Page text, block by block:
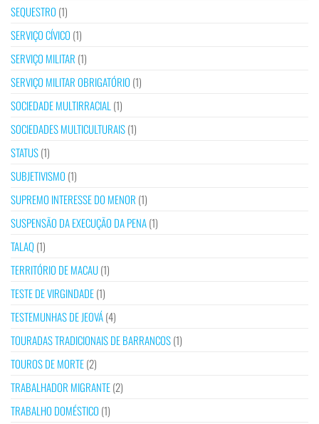
SEQUESTRO (1)
SERVIÇO CÍVICO (1)
SERVIÇO MILITAR (1)
SERVIÇO MILITAR OBRIGATÓRIO (1)
SOCIEDADE MULTIRRACIAL (1)
SOCIEDADES MULTICULTURAIS(1)
STATUS(1)
SUBJETIVISMO (1)
SUPREMO INTERESSE DO MENOR (1)
SUSPENSÃO DA EXECUÇÃO DA PENA(1)
TALAQ(1)
TERRITÓRIO DE MACAU(1)
TESTE DE VIRGINDADE(1)
TESTEMUNHAS DE JEOVÁ(4)
TOURADAS TRADICIONAIS DE BARRANCOS(1)
TOUROS DE MORTE(2)
TRABALHADOR MIGRANTE(2)
TRABALHO DOMÉSTICO (1)